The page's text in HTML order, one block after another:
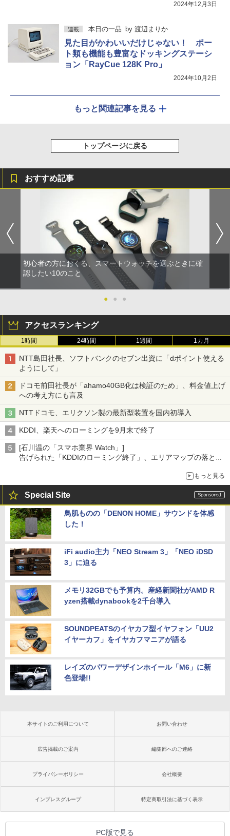
2024年12月3日
連載 本日の一品 by 渡辺まりか
見た目がかわいいだけじゃない！ ポー
ト類も機能も豊富なドッキングステーシ
ョン「RayCue 128K Pro」
2024年10月2日
もっと関連記事を見る
トップページに戻る
おすすめ記事
初心者の方におくる、スマートウォッチを選ぶときに確
認したい10のこと
● ● ●
アクセスランキング
1時間 24時間 1週間 1カ月
NTT島田社長、ソフトバンクのセブン出資に「dポイント使える
ようにして」
ドコモ前田社長が「ahamo40GB化は検証のため」、料金値上げ
への考え方にも言及
NTTドコモ、エリクソン製の最新型装置を国内初導入
KDDI、楽天へのローミングを9月末で終了
[石川温の「スマホ業界 Watch」]
告げられた「KDDIのローミング終了」、エリアマップの落とし
もっと見る
Special Site
鳥肌ものの「DENON HOME」サウンドを体感
した！
iFi audio主力「NEO Stream 3」「NEO iDSD
3」に迫る
メモリ32GBでも予算内。産経新聞社がAMD R
yzen搭載dynabookを2千台導入
SOUNDPEATSのイヤカフ型イヤフォン「UU2
イヤーカフ」をイヤカフマニアが語る
レイズのパワーデザインホイール「M6」に新
色登場!!
本サイトのご利用について お問い合わせ
広告掲載のご案内 編集部へのご連絡
プライバシーポリシー 会社概要
インプレスグループ 特定商取引法に基づく表示
PC版で見る